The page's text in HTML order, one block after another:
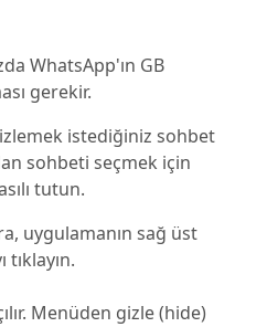
WhatsApp'ın GB
gerekir.
istediğiniz sohbet
sohbeti seçmek için
tutun.
uygulamanın sağ üst
Menüden gizle (hide)